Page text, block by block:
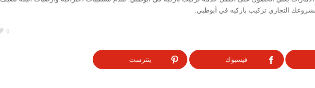
التجاري تركيب باركيه في أبوظبي.
0
فيسبوك بنترست